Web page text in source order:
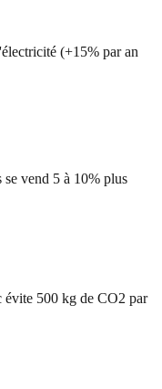
(+15% par an
se vend 5 à 10% plus
évite 500 kg de CO2 par